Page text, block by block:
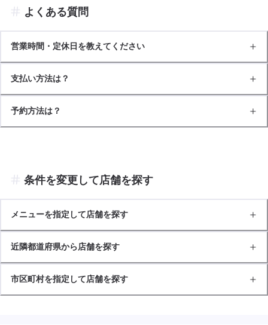
よくある質問
営業時間・定休日を教えてください
支払い方法は？
予約方法は？
条件を変更して店舗を探す
メニューを指定して店舗を探す
近隣都道府県から店舗を探す
市区町村を指定して店舗を探す